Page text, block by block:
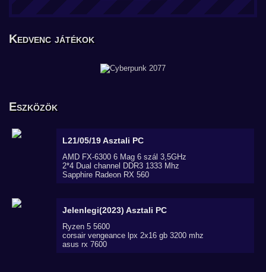
Kedvenc játékok
Eszközök
L21/05/19Asztali PC
AMD FX-6300 6 Mag 6 szál 3,5GHz
2*4 Dual channel DDR3 1333 Mhz
Sapphire Radeon RX 560
Jelenlegi(2023) Asztali PC
Ryzen 5 5600
corsair vengeance lpx 2x16 gb 3200 mhz
asus rx 7600